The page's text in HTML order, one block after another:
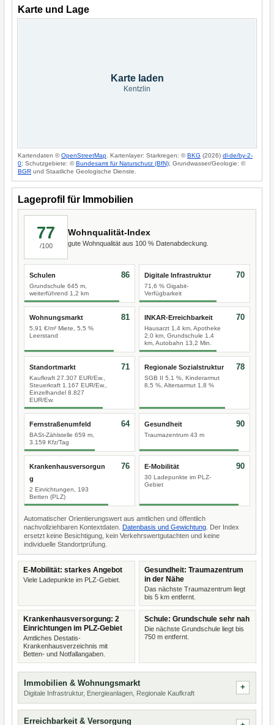
Karte und Lage
Karte laden
Kentzlin
Kartendaten ©OpenStreetMap . Kartenlayer: Starkregen: ©BKG (2026) dl-de/by-2-
0; Schutzgebiete: ©Bundesamt für Naturschutz (BfN); Grundwasser/Geologie: ©
BGR und Staatliche Geologische Dienste.
Lageprofil für Immobilien
77
/100
Wohnqualität-Index
gute Wohnqualität aus 100 % Datenabdeckung.
Schulen
Grundschule 645 m,
weiterführend 1,2 km
86 Digitale Infrastruktur
71,6 % Gigabit-
Verfügbarkeit
70
Wohnungsmarkt
5,91 €/m² Miete, 5,5 %
Leerstand
81 INKAR-Erreichbarkeit
Hausarzt 1,4 km, Apotheke
2,0 km, Grundschule 1,4
km, Autobahn 13,2 Min.
70
Standortmarkt
Kaufkraft 27.307 EUR/Ew.,
Steuerkraft 1.167 EUR/Ew.,
Einzelhandel 8.827
EUR/Ew.
71 Regionale Sozialstruktur
SGB II 5,1 %, Kinderarmut
8,5 %, Altersarmut 1,8 %
78
Fernstraßenumfeld
BASt-Zählstelle 659 m,
3.159 Kfz/Tag
64 Gesundheit
Traumazentrum 43 m
90
Krankenhausversorgun
g
2 Einrichtungen, 193
Betten (PLZ)
76 E-Mobilität
30 Ladepunkte im PLZ-
Gebiet
90
Automatischer Orientierungswert aus amtlichen und öffentlich
nachvollziehbaren Kontextdaten. Datenbasis und Gewichtung . Der Index
ersetzt keine Besichtigung, kein Verkehrswertgutachten und keine
individuelle Standortprüfung.
E-Mobilität: starkes Angebot
Viele Ladepunkte im PLZ-Gebiet.
Gesundheit: Traumazentrum
in der Nähe
Das nächste Traumazentrum liegt
bis 5 km entfernt.
Krankenhausversorgung: 2
Einrichtungen im PLZ-Gebiet
Amtliches Destatis-
Krankenhausverzeichnis mit
Betten- und Notfallangaben.
Schule: Grundschule sehr nah
Die nächste Grundschule liegt bis
750 m entfernt.
Immobilien & Wohnungsmarkt
Digitale Infrastruktur, Energieanlagen, Regionale Kaufkraft
Erreichbarkeit & Versorgung